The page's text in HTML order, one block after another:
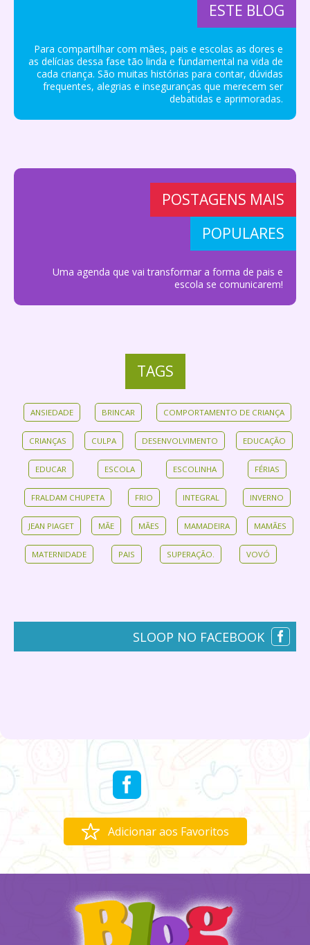
ESTE BLOG
Para compartilhar com mães, pais e escolas as dores e
as delícias dessa fase tão linda e fundamental na vida de
cada criança. São muitas histórias para contar, dúvidas
frequentes, alegrias e inseguranças que merecem ser
debatidas e aprimoradas.
POSTAGENS MAIS
POPULARES
Uma agenda que vai transformar a forma de pais e
escola se comunicarem!
TAGS
ANSIEDADE BRINCAR COMPORTAMENTO DE CRIANÇA
CRIANÇAS CULPA DESENVOLVIMENTO EDUCAÇÃO
EDUCAR ESCOLA ESCOLINHA FÉRIAS
FRALDAM CHUPETA FRIO INTEGRAL INVERNO
JEAN PIAGET MÃE MÃES MAMADEIRA MAMÃES
MATERNIDADE PAIS SUPERAÇÃO. VOVÓ
SLOOP NO FACEBOOK
Adicionar aos Favoritos